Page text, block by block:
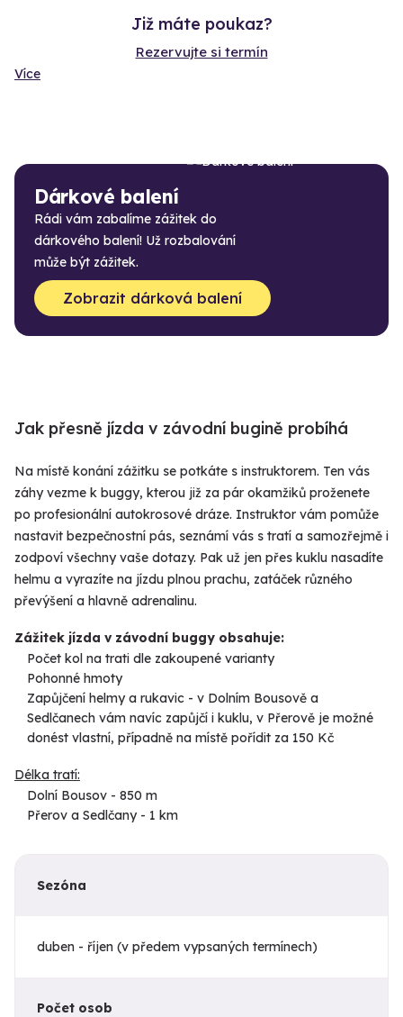
Již máte poukaz?
Rezervujte si termín
Více
Dárkové balení
Rádi vám zabalíme zážitek do
dárkového balení! Už rozbalování
může být zážitek.
Zobrazit dárková balení
Jak přesně jízda v závodní bugině probíhá
Na místě konání zážitku se potkáte s instruktorem. Ten vás
záhy vezme k buggy, kterou již za pár okamžiků proženete
po profesionální autokrosové dráze. Instruktor vám pomůže
nastavit bezpečnostní pás, seznámí vás s tratí a samozřejmě i
zodpoví všechny vaše dotazy. Pak už jen přes kuklu nasadíte
helmu a vyrazíte na jízdu plnou prachu, zatáček různého
převýšení a hlavně adrenalinu.
Zážitek jízda v závodní buggy obsahuje:
Počet kol na trati dle zakoupené varianty
Pohonné hmoty
Zapůjčení helmy a rukavic - v Dolním Bousově a
Sedlčanech vám navíc zapůjčí i kuklu, v Přerově je možné
donést vlastní, případně na místě pořídit za 150 Kč
Délka tratí:
Dolní Bousov - 850 m
Přerov a Sedlčany - 1 km
Sezóna
duben - říjen (v předem vypsaných termínech)
Počet osob